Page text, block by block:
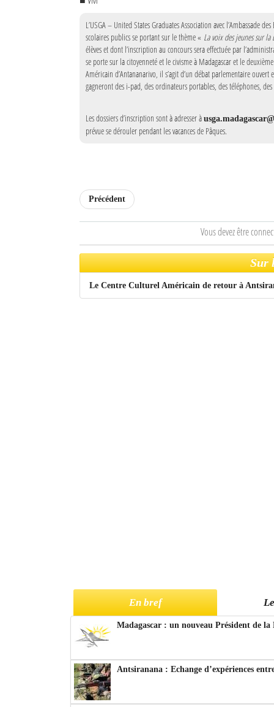
Connexion
Identifiant oublié ?
L’USGA – United States Graduates Association avec l’Ambassade
scolaires publics se portant sur le thème « La voix des jeunes sur
élèves et dont l’inscription au concours sera effectuée par
se porte sur la citoyenneté et le civisme à Madagascar et le
Américain d’Antananarivo, il s’agit d’un débat parlementaire
gagneront des i-pad, des ordinateurs portables, des téléphones,
Les dossiers d’inscription sont à adresser à
prévue se dérouler pendant les vacances de Pâques.
Précédent
Vous devez être
Sur
Le Centre Culturel Américain de retour à
En bref
Madagascar : un nouveau Président de
Antsiranana : Echange d’expériences